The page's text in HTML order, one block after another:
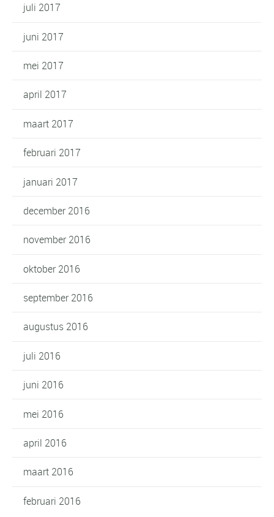
juli 2017
juni 2017
mei 2017
april 2017
maart 2017
februari 2017
januari 2017
december 2016
november 2016
oktober 2016
september 2016
augustus 2016
juli 2016
juni 2016
mei 2016
april 2016
maart 2016
februari 2016